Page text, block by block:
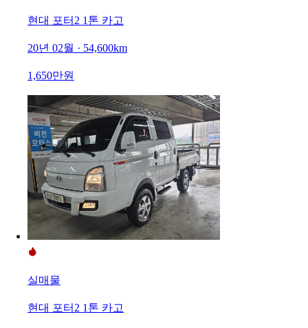
현대 포터2 1톤 카고
20년 02월 · 54,600km
1,650만원
실매물
현대 포터2 1톤 카고